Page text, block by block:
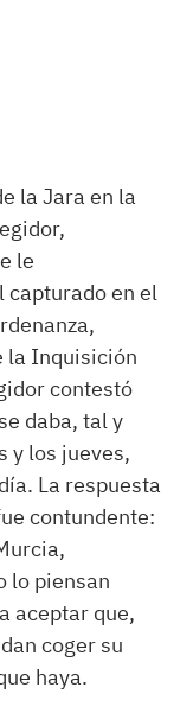
la Jara en la
le
en el
la Inquisición
contestó
daba, tal y
y los jueves,
La respuesta
contundente:
lo piensan
aceptar que,
coger su
haya.